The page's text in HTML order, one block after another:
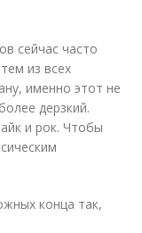
сейчас часто
из всех
именно этот не
дерзкий.
и рок. Чтобы
конца так,